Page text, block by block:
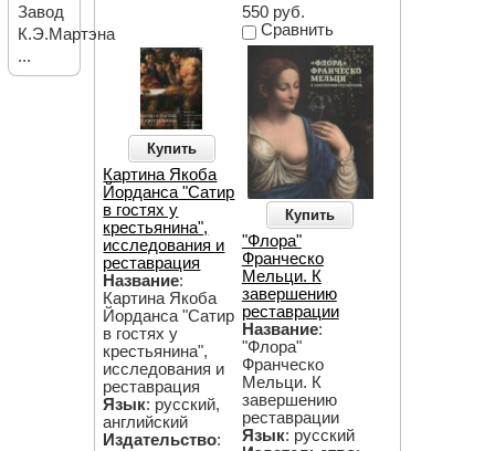
550 руб.
Сравнить
Купить
Картина Якоба
Йорданса "Сатир
в гостях у
крестьянина",
исследования и
реставрация
Название:
Картина Якоба
Йорданса "Сатир
в гостях у
крестьянина",
исследования и
реставрация
Язык: русский,
английский
Издательство:
Купить
"Флора"
Франческо
Мельци. К
завершению
реставрации
Название:
"Флора"
Франческо
Мельци. К
завершению
реставрации
Язык: русский
Завод
К.Э.Мартэна
...